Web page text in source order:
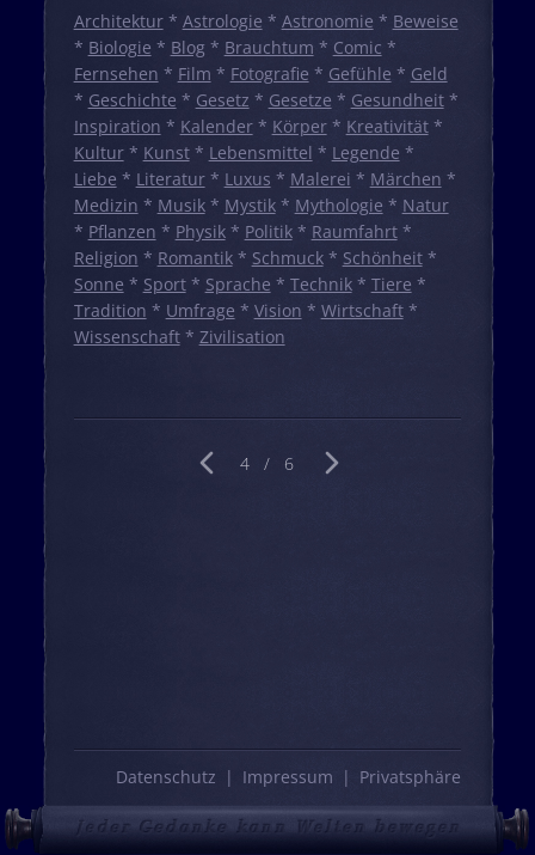
Architektur* Astrologie * Astronomie * Beweise
* Biologie * Blog * Brauchtum * Comic *
Fernsehen * Film * Fotografie * Gefühle * Geld
* Geschichte * Gesetz * Gesetze * Gesundheit*
Inspiration * Kalender* Körper* Kreativität*
Kultur* Kunst* Lebensmittel * Legende *
Liebe * Literatur* Luxus * Malerei * Märchen *
Medizin * Musik* Mystik* Mythologie * Natur
* Pflanzen * Physik* Politik* Raumfahrt*
Religion * Romantik* Schmuck* Schönheit*
Sonne * Sport* Sprache * Technik* Tiere *
Tradition * Umfrage * Vision * Wirtschaft*
Wissenschaft* Zivilisation
vorherige Seite
4 / 6 nächste Seite
Datenschutz Impressum Privatsphäre